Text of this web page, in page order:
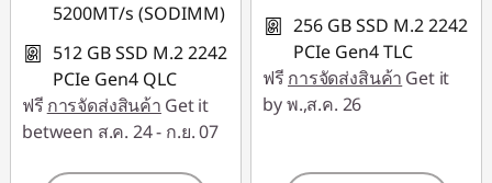
5200MT/s (SODIMM)
512 GB SSD M.2 2242
PCIe Gen4 QLC
ฟรี การจัดส่งสินค้า Get it
between ส.ค. 24 - ก.ย. 07
256 GB SSD M.2 2242
PCIe Gen4 TLC
ฟรี การจัดส่งสินค้า Get it
by พ.,ส.ค. 26